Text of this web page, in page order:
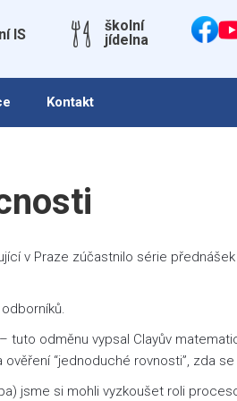
IS
školní
jídelna
Kontakt
v Praze zúčastnilo série
tuto odměnu vypsal Clayův
“jednoduché rovnosti”, zda se
jsme si mohli vyzkoušet roli